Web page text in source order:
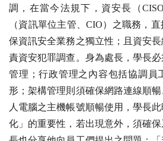
調，在當今法規下，資安長（
（資訊單位主管、CIO）之職務，
保資訊安全業務之獨立性；且資安
責資安犯罪調查。身為處長，學長
管理；行政管理之內容包括協調員
形；架構管理則須確保網路連線順
人電腦之主機帳號順暢使用，學長
化」的重要性，若出現意外，須確